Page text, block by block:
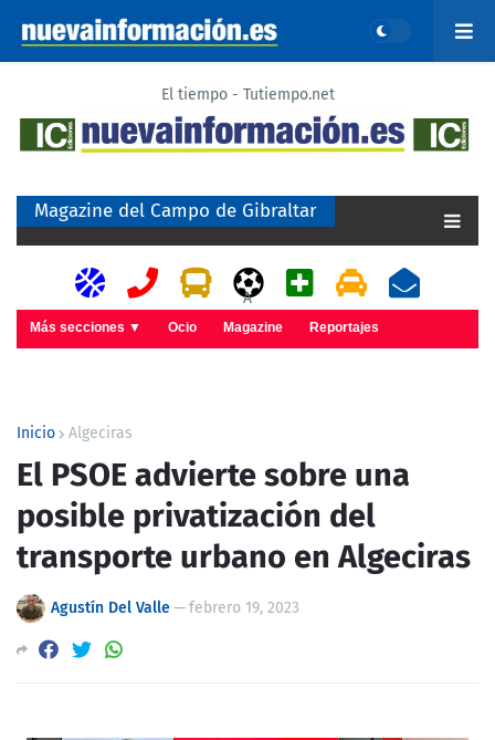
El tiempo - Tutiempo.net
Magazine del Campo de Gibraltar
A
Más secciones ▼ Ocio Magazine Reportajes
Inicio Algeciras
El PSOE advierte sobre una
posible privatización del
transporte urbano en Algeciras
Agustín Del Valle—febrero 19, 2023